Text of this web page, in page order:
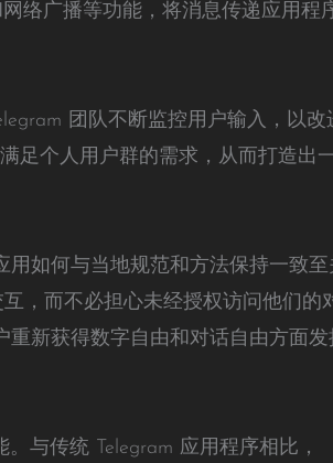
络广播等功能，将消息传递应用程
团队不断监控用户输入，以改
足个人用户群的需求，从而打造出
用如何与当地规范和方法保持一致至
，而不必担心未经授权访问他们的
重新获得数字自由和对话自由方面发
与传统 Telegram 应用程序相比，